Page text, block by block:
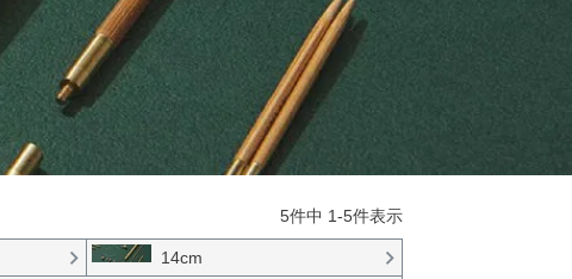
5件中 1-5件表示
14cm